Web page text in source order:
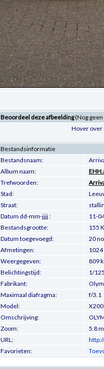
Beoordeel deze afbeelding(Nog
Hover over
Bestandsinformatie
Bestandsnaam:
Album naam:
Trefwoorden:
Stad:
Straat:
Datum dd-mm-jjjj :
11-
Bestandsgrootte:
155
Datum toegevoegd:
20
Afmetingen:
1024
Weergegeven:
809
Belichtingstijd:
1/
Fabrikant:
Maximaal diafragma:
f/3.1
Model:
Omschrijving:
Zoom:
5.8
URL:
Favorieten: